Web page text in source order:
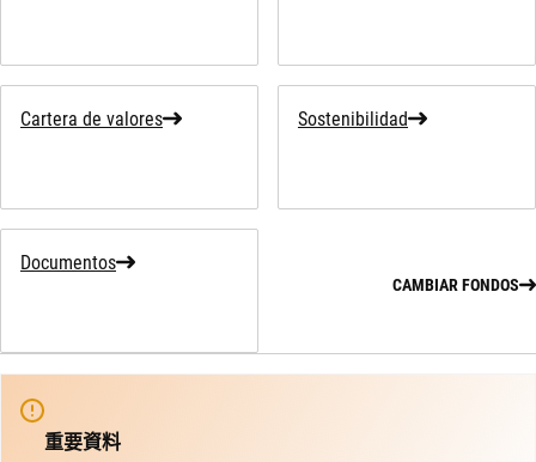
Cartera de valores Sostenibilidad
Documentos
CAMBIAR FONDOS
重要資料